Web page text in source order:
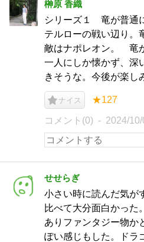
榊原 香織
シリーズ１ 竜が普通
テルローの戦い辺り。
敵はナポレオン。 竜
一人にしか懐かず、
きそうな。今後が楽し
ナイス ★127
コメント(0) 2024/10/
せせらぎ
小さい時に読んだ気が
比べて大分面白かった
ありファンタジー物か
ぽい感じもした。ドラ